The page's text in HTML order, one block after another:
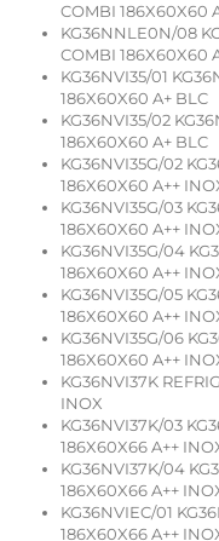
COMBI 186X60X60
KG36NNLE0N/08
COMBI 186X60X60
KG36NVI35/01
186X60X60 A+ BLC
KG36NVI35/02
186X60X60 A+ BLC
KG36NVI35G/02
186X60X60 A++
KG36NVI35G/03
186X60X60 A++
KG36NVI35G/04
186X60X60 A++
KG36NVI35G/05
186X60X60 A++
KG36NVI35G/06
186X60X60 A++
KG36NVI37K
INOX
KG36NVI37K/03
186X60X66 A++
KG36NVI37K/04
186X60X66 A++
KG36NVIEC/01
186X60X66 A++